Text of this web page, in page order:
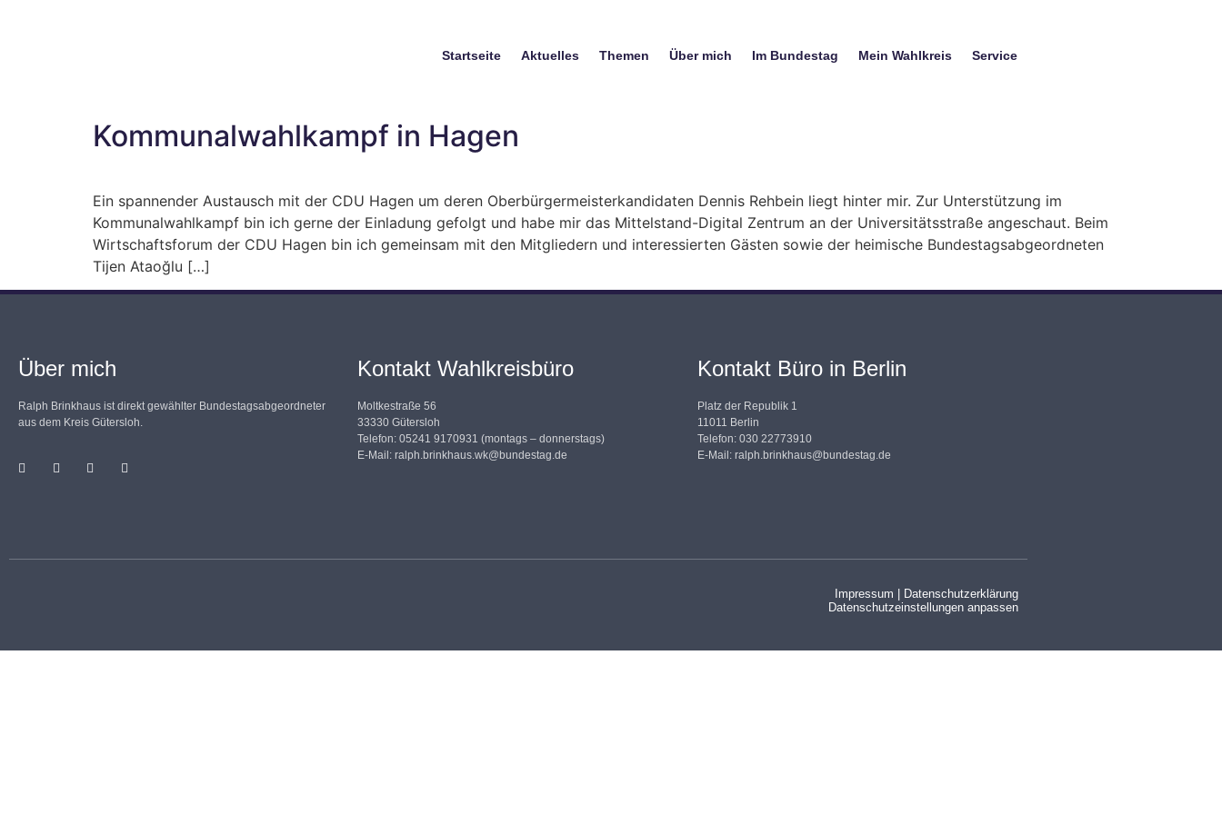
Startseite Aktuelles Themen Über mich Im Bundestag Mein Wahlkreis Service
Kommunalwahlkampf in Hagen
Ein spannender Austausch mit der CDU Hagen um deren Oberbürgermeisterkandidaten Dennis Rehbein liegt hinter mir. Zur Unterstützung im
Kommunalwahlkampf bin ich gerne der Einladung gefolgt und habe mir das Mittelstand-Digital Zentrum an der Universitätsstraße angeschaut. Beim
Wirtschaftsforum der CDU Hagen bin ich gemeinsam mit den Mitgliedern und interessierten Gästen sowie der heimische Bundestagsabgeordneten
Tijen Ataoğlu […]
Über mich
Ralph Brinkhaus ist direkt gewählter Bundestagsabgeordneter
aus dem Kreis Gütersloh.
Kontakt Wahlkreisbüro
Moltkestraße 56
33330 Gütersloh
Telefon: 05241 9170931 (montags – donnerstags)
E-Mail:ralph.brinkhaus.wk@bundestag.de
Kontakt Büro in Berlin
Platz der Republik 1
11011 Berlin
Telefon: 030 22773910
E-Mail: ralph.brinkhaus@bundestag.de
Impressum | Datenschutzerklärung
Datenschutzeinstellungen anpassen